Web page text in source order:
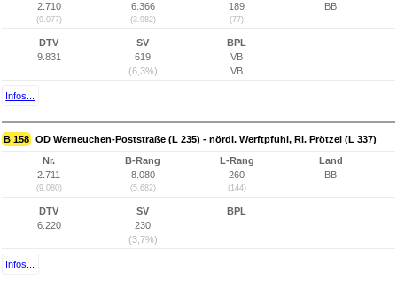
2.710
(9.077)
6.366
(3.982)
189
(77)
BB
DTV
9.831
SV
619
(6,3%)
BPL
VB
VB
Infos...
B 158 OD Werneuchen-Poststraße (L 235) - nördl. Werftpfuhl, Ri. Prötzel (L 337)
Nr.
2.711
(9.080)
B-Rang
8.080
(5.682)
L-Rang
260
(144)
Land
BB
DTV
6.220
SV
230
(3,7%)
BPL
Infos...